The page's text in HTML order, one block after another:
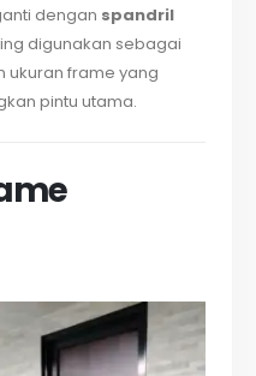
dengan spandril
digunakan sebagai
ukuran frame yang
pintu utama.